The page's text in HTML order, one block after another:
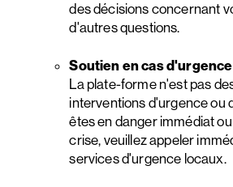
des décisions concernant
d'autres questions.
Soutien en cas
La plate-forme n'est pas
interventions d'urgence ou
êtes en danger immédiat
crise, veuillez appeler
services d'urgence locaux.